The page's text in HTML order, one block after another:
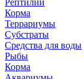
Рептилии
Корма
Террариумы
Субстраты
Средства для воды
Рыбы
Корма